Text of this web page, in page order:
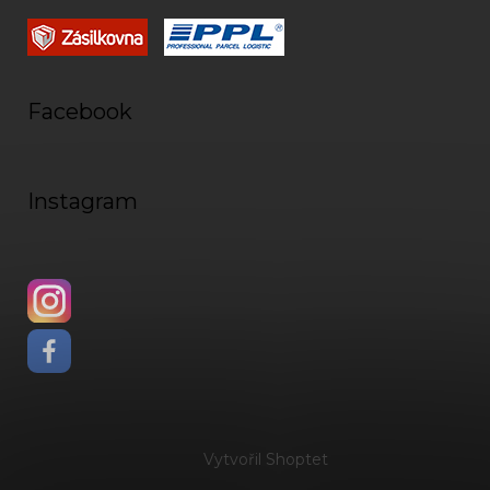
Facebook
Instagram
Vytvořil Shoptet